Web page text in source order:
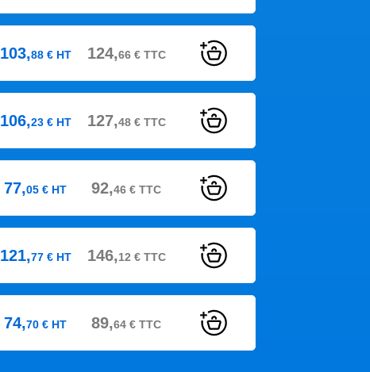
103,88€HT 124,66€TTC
106,23€HT 127,48€TTC
77,05 € HT 92,46 € TTC
121,77€HT 146,12 €TTC
74,70 € HT 89,64 € TTC